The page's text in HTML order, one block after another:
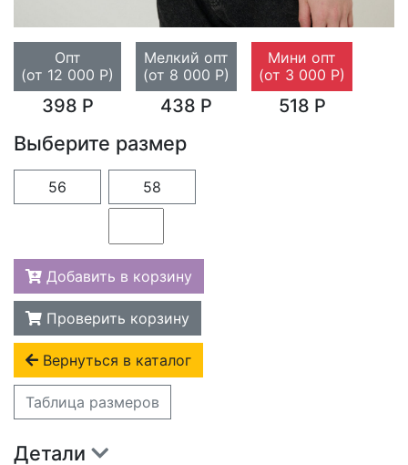
Опт
(от 12 000 Р)
398 Р
Мелкий опт
(от 8 000 Р)
438 Р
Мини опт
(от 3 000 Р)
518 Р
Выберите размер
56 58
Добавить в корзину
Проверить корзину
Вернуться в каталог
Таблица размеров
Детали